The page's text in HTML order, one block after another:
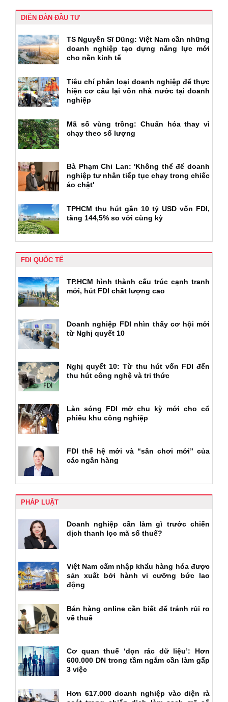
DIỄN ĐÀN ĐẦU TƯ
TS Nguyễn Sĩ Dũng: Việt Nam cần những
doanh nghiệp tạo dựng năng lực mới
cho nền kinh tế
Tiêu chí phân loại doanh nghiệp để thực
hiện cơ cấu lại vốn nhà nước tại doanh
nghiệp
Mã số vùng trồng: Chuẩn hóa thay vì
chạy theo số lượng
Bà Phạm Chi Lan: 'Không thể để doanh
nghiệp tư nhân tiếp tục chạy trong chiếc
áo chật'
TPHCM thu hút gần 10 tỷ USD vốn FDI,
tăng 144,5% so với cùng kỳ
FDI QUỐC TẾ
TP.HCM hình thành cấu trúc cạnh tranh
mới, hút FDI chất lượng cao
Doanh nghiệp FDI nhìn thấy cơ hội mới
từ Nghị quyết 10
Nghị quyết 10: Từ thu hút vốn FDI đến
thu hút công nghệ và tri thức
Làn sóng FDI mở chu kỳ mới cho cổ
phiếu khu công nghiệp
FDI thế hệ mới và “sân chơi mới” của
các ngân hàng
PHÁP LUẬT
Doanh nghiệp cần làm gì trước chiến
dịch thanh lọc mã số thuế?
Việt Nam cấm nhập khẩu hàng hóa được
sản xuất bởi hành vi cưỡng bức lao
động
Bán hàng online cần biết để tránh rủi ro
về thuế
Cơ quan thuế ‘dọn rác dữ liệu’: Hơn
600.000 DN trong tầm ngắm cần làm gấp
3 việc
Hơn 617.000 doanh nghiệp vào diện rà